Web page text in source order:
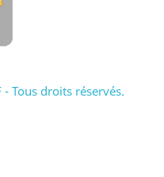
- Tous droits réservés.